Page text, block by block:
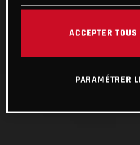
ACCEPTER
PARAMÉTRER